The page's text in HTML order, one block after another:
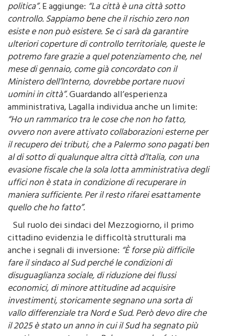
anche mossi da una volontà di strumentalizzazione
politica”.E aggiunge:“La città è una città sotto
controllo. Sappiamo bene che il rischio zero non
esiste e non può esistere. Se ci sarà da garantire
ulteriori coperture di controllo territoriale, queste le
potremo fare grazie a quel potenziamento che, nel
mese di gennaio, come già concordato con il
Ministero dell’Interno, dovrebbe portare nuovi
uomini in città”.Guardando all’esperienza
amministrativa, Lagalla individua anche un limite:
“Ho un rammarico tra le cose che non ho fatto,
ovvero non avere attivato collaborazioni esterne per
il recupero dei tributi, che a Palermo sono pagati ben
al di sotto di qualunque altra città d’Italia, con una
evasione fiscale che la sola lotta amministrativa degli
uffici non è stata in condizione di recuperare in
maniera sufficiente. Per il resto rifarei esattamente
quello che ho fatto”.
Sul ruolo dei sindaci del Mezzogiorno, il primo
cittadino evidenzia le difficoltà strutturali ma
anche i segnali di inversione:“È forse più difficile
fare il sindaco al Sud perché le condizioni di
disuguaglianza sociale, di riduzione dei flussi
economici, di minore attitudine ad acquisire
investimenti, storicamente segnano una sorta di
vallo differenziale tra Nord e Sud. Però devo dire che